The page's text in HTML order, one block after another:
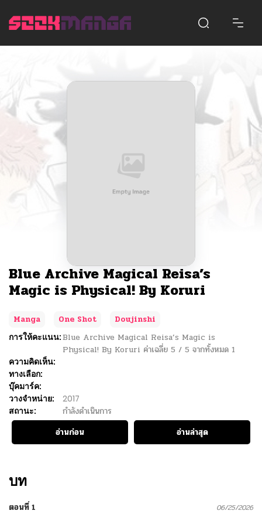
Blue Archive Magical Reisa’s
Magic is Physical! By Koruri
Manga One Shot
Doujinshi
การให้คะแนน:Blue Archive Magical Reisa’s Magic is
Physical! By Koruri ค่าเฉลี่ย 5 / 5 จากทั้งหมด 1
ความคิดเห็น:
ทางเลือก:
บุ๊คมาร์ค:
วางจำหน่าย:
2017
สถานะ:
กำลังดำเนินการ
อ่านก่อน
อ่านล่าสุด
บท
ตอนที่ 1 06/25/2026